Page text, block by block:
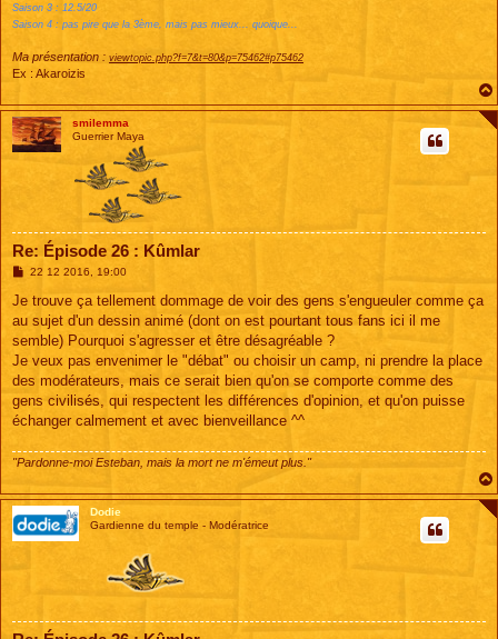
Saison 3 : 12.5/20
Saison 4 : pas pire que la 3ème, mais pas mieux... quoique...
Ma présentation : viewtopic.php?f=7&t=80&p=75462#p75462
Ex : Akaroizis
smilemma
Guerrier Maya
Re: Épisode 26 : Kûmlar
M
s
a
g
22 12 2016, 19:00
Je trouve ça tellement dommage de voir des gens s'engueuler comme ça
au sujet d'un dessin animé (dont on est pourtant tous fans ici il me
semble) Pourquoi s'agresser et être désagréable ?
Je veux pas envenimer le "débat" ou choisir un camp, ni prendre la place
des modérateurs, mais ce serait bien qu'on se comporte comme des
gens civilisés, qui respectent les différences d'opinion, et qu'on puisse
échanger calmement et avec bienveillance ^^
"Pardonne-moi Esteban, mais la mort ne m'émeut plus."
Dodie
Gardienne du temple - Modératrice